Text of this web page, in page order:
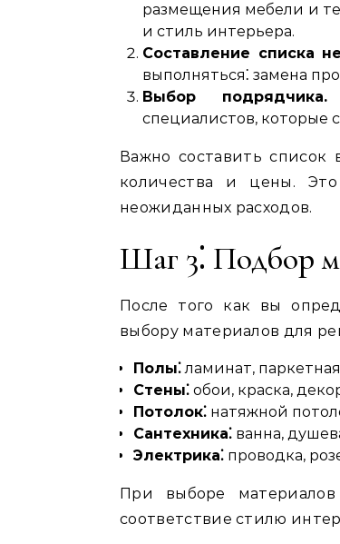
размещения мебели и
и стиль интерьера.
Составление списка
выполняться⁚ замена
Выбор подрядчика.
специалистов, которые
Важно составить список
количества и цены.
неожиданных расходов.
Шаг 3⁚ Подбор
После того как вы
выбору материалов для
Полы⁚ламинат,
Стены⁚ обои, краска,
Потолок⁚ натяжной
Сантехника⁚ ванна,
Электрика⁚ проводка,
При выборе
соответствие стилю